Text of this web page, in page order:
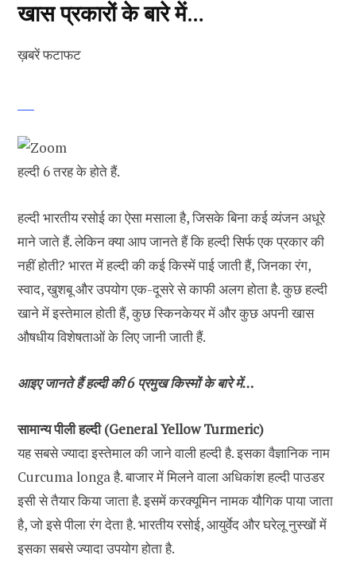
खास प्रकारों के बारे में…
ख़बरें फटाफट
हल्दी 6 तरह के होते हैं.
हल्दी भारतीय रसोई का ऐसा मसाला है, जिसके बिना कई व्यंजन अधूरे
माने जाते हैं. लेकिन क्या आप जानते हैं कि हल्दी सिर्फ एक प्रकार की
नहीं होती? भारत में हल्दी की कई किस्में पाई जाती हैं, जिनका रंग,
स्वाद, खुशबू और उपयोग एक-दूसरे से काफी अलग होता है. कुछ हल्दी
खाने में इस्तेमाल होती हैं, कुछ स्किनकेयर में और कुछ अपनी खास
औषधीय विशेषताओं के लिए जानी जाती हैं.
आइए जानते हैं हल्दी की 6 प्रमुख किस्मों के बारे में…
सामान्य पीली हल्दी (General Yellow Turmeric)
यह सबसे ज्यादा इस्तेमाल की जाने वाली हल्दी है. इसका वैज्ञानिक नाम
Curcuma longa है. बाजार में मिलने वाला अधिकांश हल्दी पाउडर
इसी से तैयार किया जाता है. इसमें करक्यूमिन नामक यौगिक पाया जाता
है, जो इसे पीला रंग देता है. भारतीय रसोई, आयुर्वेद और घरेलू नुस्खों में
इसका सबसे ज्यादा उपयोग होता है.